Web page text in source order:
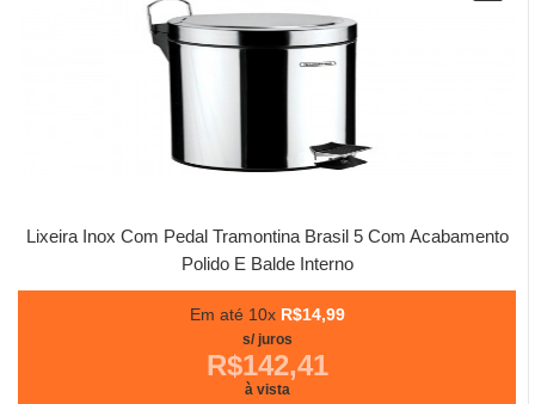
Lixeira Inox Com Pedal Tramontina Brasil 5 Com Acabamento
Polido E Balde Interno
Em até 10x R$14,99
s/ juros
R$142,41
à vista